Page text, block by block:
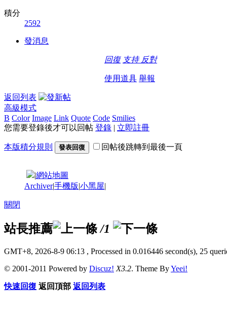
積分
2592
發消息
回復 支持 反對
使用道具 舉報
返回列表
高級模式
B Color Image Link Quote Code Smilies
您需要登錄後才可以回帖 登錄 | 立即註冊
本版積分規則 發表回復 回帖後跳轉到最後一頁
|網站地圖
Archiver|手機版|小黑屋|
關閉
站長推薦 /1
GMT+8, 2026-8-9 06:13 , Processed in 0.016446 second(s), 25
© 2001-2011 Powered by Discuz! X3.2. Theme ByYeei!
快速回復 返回頂部 返回列表